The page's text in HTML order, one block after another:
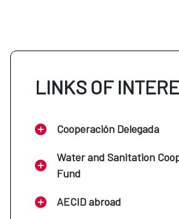
LINKS OF
Cooperación Delegada
Water and Sanitation
Fund
AECID abroad